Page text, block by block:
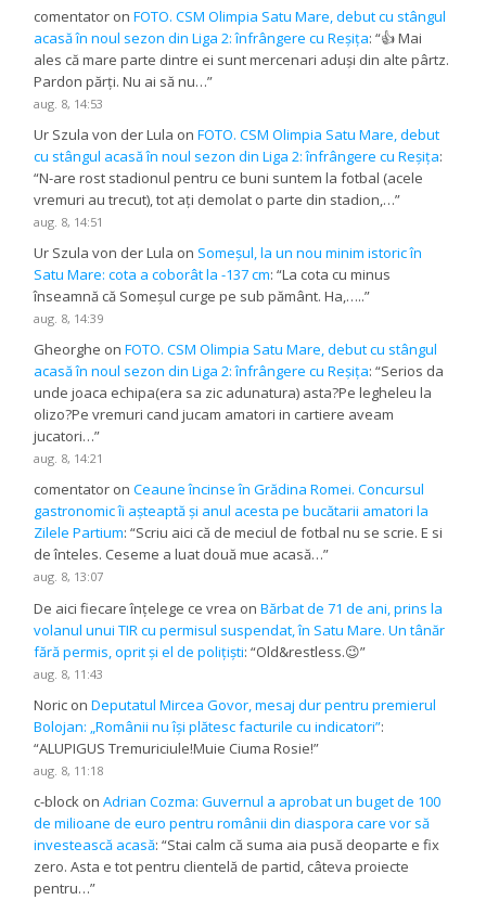
comentator onFOTO. CSM Olimpia Satu Mare, debut cu stângul
acasă în noul sezon din Liga 2: înfrângere cu Reșița: “👍 Mai
ales că mare parte dintre ei sunt mercenari aduși din alte pârtz.
Pardon părți. Nu ai să nu…”
aug. 8, 14:53
Ur Szula von der Lula onFOTO. CSM Olimpia Satu Mare, debut
cu stângul acasă în noul sezon din Liga 2: înfrângere cu Reșița:
“N-are rost stadionul pentru ce buni suntem la fotbal (acele
vremuri au trecut), tot ați demolat o parte din stadion,…”
aug. 8, 14:51
Ur Szula von der Lula on Someșul, la un nou minim istoric în
Satu Mare: cota a coborât la -137 cm: “La cota cu minus
înseamnă că Someșul curge pe sub pământ. Ha,…..”
aug. 8, 14:39
Gheorghe onFOTO. CSM Olimpia Satu Mare, debut cu stângul
acasă în noul sezon din Liga 2: înfrângere cu Reșița: “Serios da
unde joaca echipa(era sa zic adunatura) asta?Pe legheleu la
olizo?Pe vremuri cand jucam amatori in cartiere aveam
jucatori…”
aug. 8, 14:21
comentator onCeaune încinse în Grădina Romei. Concursul
gastronomic îi așteaptă și anul acesta pe bucătarii amatori la
Zilele Partium: “Scriu aici că de meciul de fotbal nu se scrie. E si
de înteles. Ceseme a luat două mue acasă…”
aug. 8, 13:07
De aici fiecare înțelege ce vrea onBărbat de 71 de ani, prins la
volanul unui TIR cu permisul suspendat, în Satu Mare. Un tânăr
fără permis, oprit și el de polițiști: “Old&restless.😉”
aug. 8, 11:43
Noric onDeputatul Mircea Govor, mesaj dur pentru premierul
Bolojan: „Românii nu își plătesc facturile cu indicatori”:
“ALUPIGUS Tremuriciule!Muie Ciuma Rosie!”
aug. 8, 11:18
c-block onAdrian Cozma: Guvernul a aprobat un buget de 100
de milioane de euro pentru românii din diaspora care vor să
investească acasă: “Stai calm că suma aia pusă deoparte e fix
zero. Asta e tot pentru clientelă de partid, câteva proiecte
pentru…”